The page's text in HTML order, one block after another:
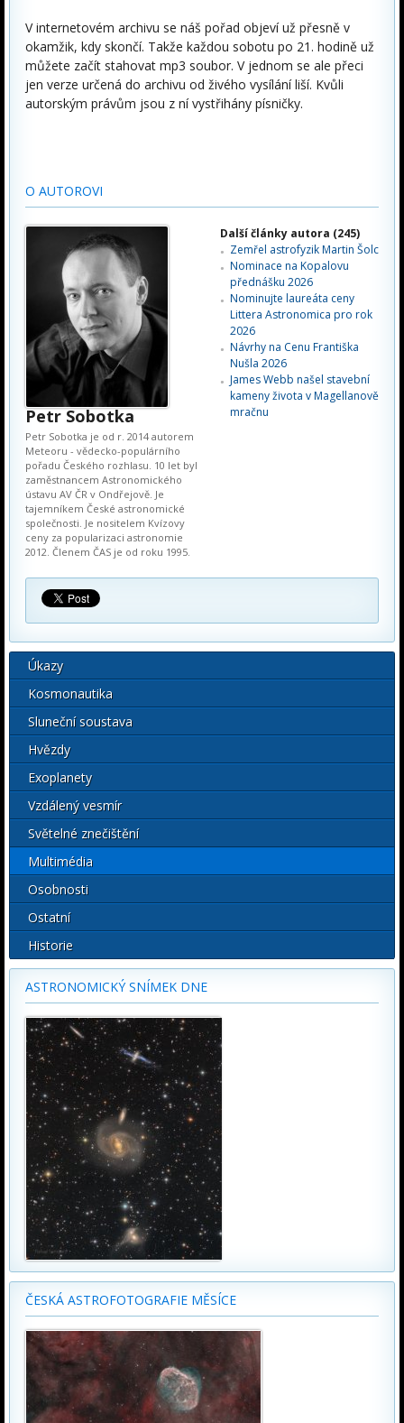
V internetovém archivu se náš pořad objeví už přesně v
okamžik, kdy skončí. Takže každou sobotu po 21. hodině už
můžete začít stahovat mp3 soubor. V jednom se ale přeci
jen verze určená do archivu od živého vysílání liší. Kvůli
autorským právům jsou z ní vystřihány písničky.
O AUTOROVI
Petr Sobotka
Petr Sobotka je od r. 2014 autorem
Meteoru - vědecko-populárního
pořadu Českého rozhlasu. 10 let byl
zaměstnancem Astronomického
ústavu AV ČR v Ondřejově. Je
tajemníkem České astronomické
společnosti. Je nositelem Kvízovy
ceny za popularizaci astronomie
2012. Členem ČAS je od roku 1995.
Další články autora (245)
Zemřel astrofyzik Martin Šolc
Nominace na Kopalovu
přednášku 2026
Nominujte laureáta ceny
Littera Astronomica pro rok
2026
Návrhy na Cenu Františka
Nušla 2026
James Webb našel stavební
kameny života v Magellanově
mračnu
Úkazy
Kosmonautika
Sluneční soustava
Hvězdy
Exoplanety
Vzdálený vesmír
Světelné znečištění
Multimédia
Osobnosti
Ostatní
Historie
ASTRONOMICKÝ SNÍMEK DNE
ČESKÁ ASTROFOTOGRAFIE MĚSÍCE